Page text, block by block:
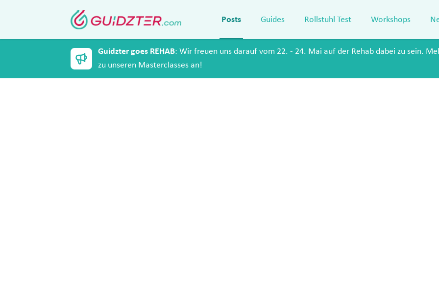
Posts Guides Rollstuhl Test Workshops
Guidzter goes REHAB: Wir freuen uns darauf vom 22. - 24. Mai auf der Rehab dabei zu sein.
zu unseren Masterclasses an!